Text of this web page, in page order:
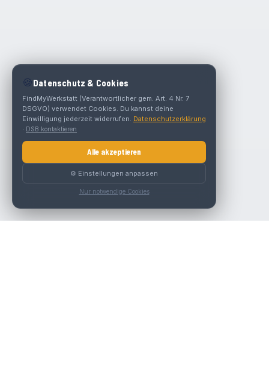
🍪 Datenschutz & Cookies
FindMyWerkstatt (Verantwortlicher gem. Art. 4 Nr. 7
DSGVO) verwendet Cookies. Du kannst deine
Einwilligung jederzeit widerrufen. Datenschutzerklärung
· DSB kontaktieren
Alle akzeptieren
⚙️ Einstellungen anpassen
Nur notwendige Cookies